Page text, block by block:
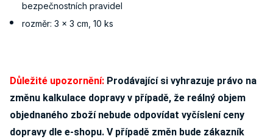
bezpečnostních pravidel
rozměr: 3 x 3 cm, 10 ks
Důležité upozornění: Prodávající si vyhrazuje právo na
změnu kalkulace dopravy v případě, že reálný objem
objednaného zboží nebude odpovídat vyčíslení ceny
dopravy dle e-shopu. V případě změn bude zákazník